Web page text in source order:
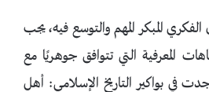
المبكر المهم والتوسع فيه، يجب
المعرفية التي تتوافق جوهريًا مع
في بواكير التاريخ الإسلامي: أهل